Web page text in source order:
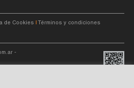
de Cookies Términos y condiciones
-